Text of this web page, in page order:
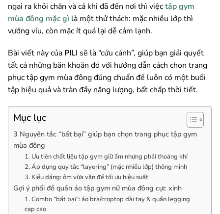
ngại ra khỏi chăn và cả khi đã đến nơi thì việctập gym
mùa đông mặc gì là một thử thách: mặc nhiều lớp thì
vướng víu, còn mặc ít quá lại dễ cảm lạnh.
Bài viết này của PILI sẽ là “cứu cánh”, giúp bạn giải quyết
tất cả những băn khoăn đó với hướng dẫn cách chọn trang
phục tập gym mùa đông đúng chuẩn để luôn có một buổi
tập hiệu quả và tràn đầy năng lượng, bất chấp thời tiết.
Mục lục
3 Nguyên tắc “bất bại” giúp bạn chọn trang phục tập gym
mùa đông
1. Ưu tiên chất liệu tập gym giữ ấm nhưng phải thoáng khí
2. Áp dụng quy tắc “layering” (mặc nhiều lớp) thông minh
3. Kiểu dáng: ôm vừa vặn để tối ưu hiệu suất
Gợi ý phối đồ quần áo tập gym nữ mùa đông cực xinh
1. Combo “bất bại”: áo bra/croptop dài tay & quần legging
cạp cao